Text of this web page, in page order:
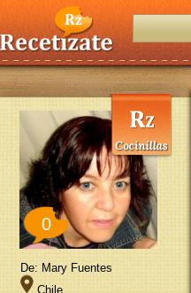
0
De: Mary Fuentes
Chile